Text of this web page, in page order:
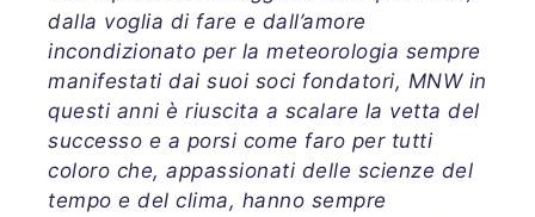
dalla voglia di fare e dall’amore
incondizionato per la meteorologia sempre
manifestati dai suoi soci fondatori, MNW in
questi anni è riuscita a scalare la vetta del
successo e a porsi come faro per tutti
coloro che, appassionati delle scienze del
tempo e del clima, hanno sempre